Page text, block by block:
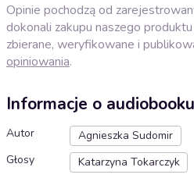
Opinie pochodzą od
dokonali zakupu naszego
zbierane, weryfikowane i
opiniowania.
Informacje o audiobooku
Autor
Agnieszka Sudomir
Głosy
Katarzyna Tokarczyk